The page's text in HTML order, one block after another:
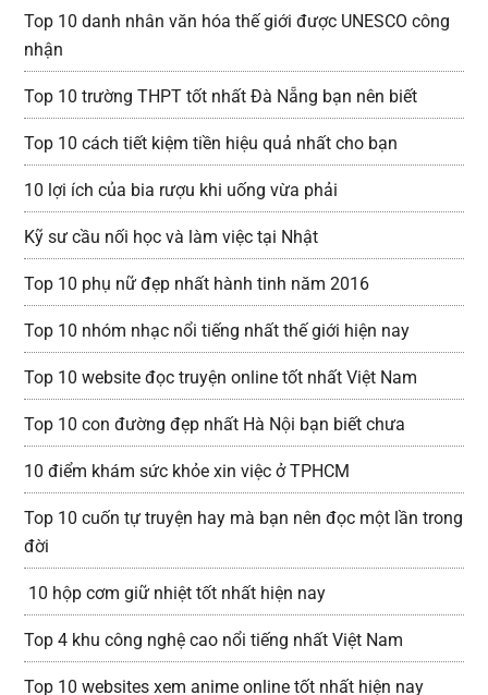
Top 10 danh nhân văn hóa thế giới được UNESCO công
nhận
Top 10 trường THPT tốt nhất Đà Nẵng bạn nên biết
Top 10 cách tiết kiệm tiền hiệu quả nhất cho bạn
10 lợi ích của bia rượu khi uống vừa phải
Kỹ sư cầu nối học và làm việc tại Nhật
Top 10 phụ nữ đẹp nhất hành tinh năm 2016
Top 10 nhóm nhạc nổi tiếng nhất thế giới hiện nay
Top 10 website đọc truyện online tốt nhất Việt Nam
Top 10 con đường đẹp nhất Hà Nội bạn biết chưa
10 điểm khám sức khỏe xin việc ở TPHCM
Top 10 cuốn tự truyện hay mà bạn nên đọc một lần trong
đời
10 hộp cơm giữ nhiệt tốt nhất hiện nay
Top 4 khu công nghệ cao nổi tiếng nhất Việt Nam
Top 10 websites xem anime online tốt nhất hiện nay